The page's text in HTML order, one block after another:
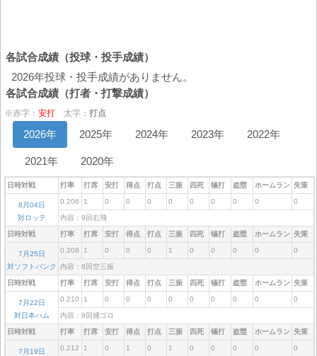
各試合成績（投球・投手成績）
2026年投球・投手成績がありません。
各試合成績（打者・打撃成績）
※赤字： 安打 太字： 打点
2026年 2025年 2024年 2023年 2022年
2021年 2020年
日時対戦 打率 打席 安打 得点 打点 三振 四死 犠打 盗塁 ホームラン 失策
8月04日
対ロッテ
0.206 1 0 0 0 0 0 0 0 0 0
内容：9回右飛
日時対戦 打率 打席 安打 得点 打点 三振 四死 犠打 盗塁 ホームラン 失策
7月25日
対ソフトバンク
0.208 1 0 0 0 1 0 0 0 0 0
内容：8回空三振
日時対戦 打率 打席 安打 得点 打点 三振 四死 犠打 盗塁 ホームラン 失策
7月22日
対日本ハム
0.210 1 0 0 0 0 0 0 0 0 0
内容：9回捕ゴロ
日時対戦 打率 打席 安打 得点 打点 三振 四死 犠打 盗塁 ホームラン 失策
7月19日
0.212 1 0 1 0 1 0 0 0 0 0